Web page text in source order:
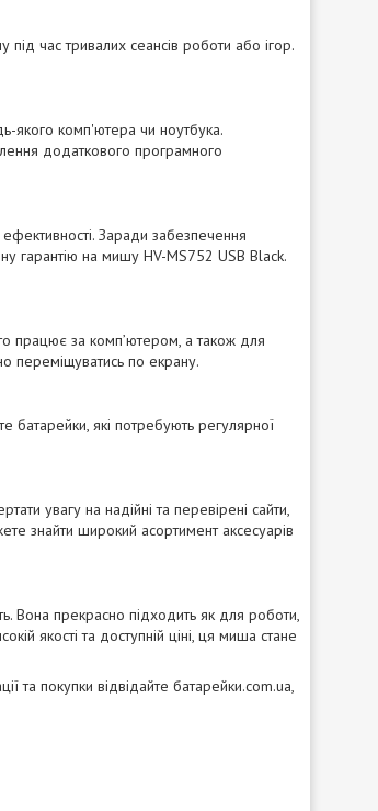
час тривалих сеансів роботи або ігор.
якого комп'ютера чи ноутбука.
додаткового програмного
Заради забезпечення
гарантію на мишу HV-MS752 USB Black.
працює за комп’ютером, а також для
переміщуватись по екрану.
які потребують регулярної
увагу на надійні та перевірені сайти,
знайти широкий асортимент аксесуарів
Вона прекрасно підходить як для роботи,
якості та доступній ціні, ця миша стане
та покупки відвідайте батарейки.com.ua,